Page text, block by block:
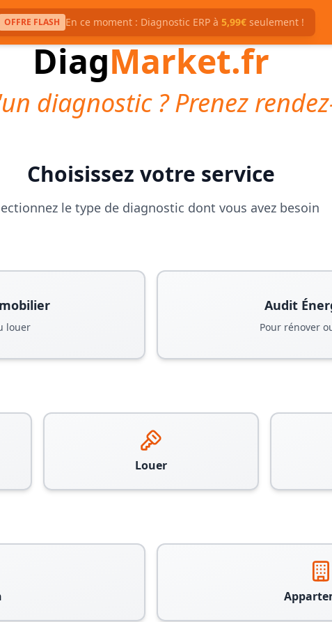
OFFRE FLASH En ce moment : Diagnostic ERP à 5,99€seulement !
DiagMarket.fr
diagnostic ? Prenez
Choisissez votre service
le type de diagnostic dont vous avez besoin
louer
Audit
Pour rénover
Louer